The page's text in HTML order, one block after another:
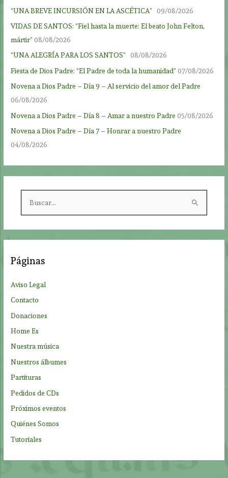
“UNA BREVE INCURSIÓN EN LA ASCÉTICA”
09/08/2026
VIDAS DE SANTOS: “Fiel hasta la muerte: El beato John Felton,
mártir” 08/08/2026
“UNA ALEGRÍA PARA LOS SANTOS”
08/08/2026
Fiesta de Dios Padre: “El Padre de toda la humanidad” 07/08/2026
Novena a Dios Padre – Día 9 – Al servicio del amor del Padre
06/08/2026
Novena a Dios Padre – Día 8 – Amar a nuestro Padre 05/08/2026
Novena a Dios Padre – Día 7 – Honrar a nuestro Padre
04/08/2026
c
r
:
Páginas
Aviso Legal
Contacto
Donaciones
Home Es
Nuestra música
Nuestros álbumes
Partituras
Pedidos de CDs
Próximos eventos
Quiénes Somos
Tutoriales